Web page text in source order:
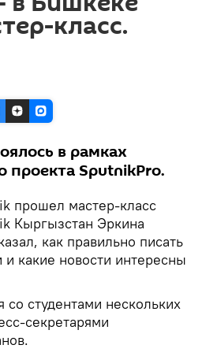
класс.
в рамках
проекта SputnikPro.
прошел мастер-класс
Кыргызстан Эркина
как правильно писать
какие новости интересны
со студентами нескольких
секретарями